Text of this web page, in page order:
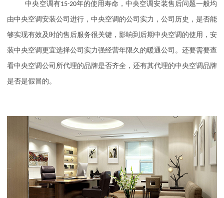
中央空调有15-20年的使用寿命，中央空调安装售后问题一般均
由中央空调安装公司进行，中央空调的公司实力，公司历史，是否能
够实现有效及时的售后服务很关键，影响到后期中央空调的使用，安
装中央空调更宜选择公司实力强经营年限久的暖通公司。还要需要查
看中央空调公司所代理的品牌是否齐全，还有其代理的中央空调品牌
是否是假冒的。